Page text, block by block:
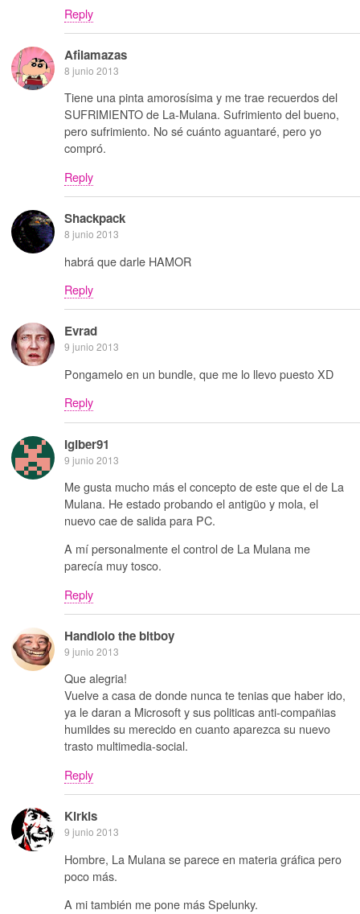
Reply
Afilamazas
8 junio 2013
Tiene una pinta amorosísima y me trae recuerdos del
SUFRIMIENTO de La-Mulana. Sufrimiento del bueno,
pero sufrimiento. No sé cuánto aguantaré, pero yo
compró.
Reply
Shackpack
8 junio 2013
habrá que darle HAMOR
Reply
Evrad
9 junio 2013
Pongamelo en un bundle, que me lo llevo puesto XD
Reply
Igiber91
9 junio 2013
Me gusta mucho más el concepto de este que el de La
Mulana. He estado probando el antigüo y mola, el
nuevo cae de salida para PC.
A mí personalmente el control de La Mulana me
parecía muy tosco.
Reply
Handlolo the bitboy
9 junio 2013
Que alegria!
Vuelve a casa de donde nunca te tenias que haber ido,
ya le daran a Microsoft y sus politicas anti-compañias
humildes su merecido en cuanto aparezca su nuevo
trasto multimedia-social.
Reply
Kirkis
9 junio 2013
Hombre, La Mulana se parece en materia gráfica pero
poco más.
A mi también me pone más Spelunky.